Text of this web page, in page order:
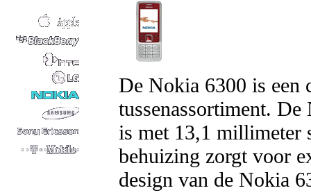
De Nokia 6300 is een
tussenassortiment.
is met 13,1 millimeter
behuizing zorgt voor
design van de Nokia